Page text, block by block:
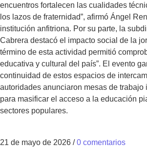
encuentros fortalecen las cualidades
los lazos de fraternidad”, afirmó Ángel
institución anfitriona. Por su parte, la
Cabrera destacó el impacto social de la
término de esta actividad permitió
educativa y cultural del país”. El evento
continuidad de estos espacios de
autoridades anunciaron mesas de trabajo
para masificar el acceso a la educación
sectores populares.
21 de mayo de 2026 / 0 comentarios